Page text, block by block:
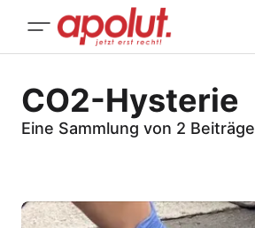
CO2-Hysterie
Eine Sammlung von 2 Beiträge